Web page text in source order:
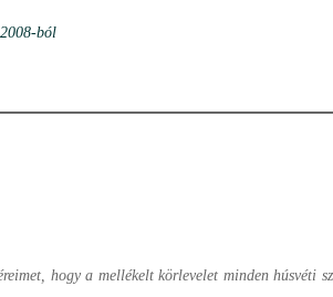
ból
hogy a mellékelt körlevelet minden húsvéti